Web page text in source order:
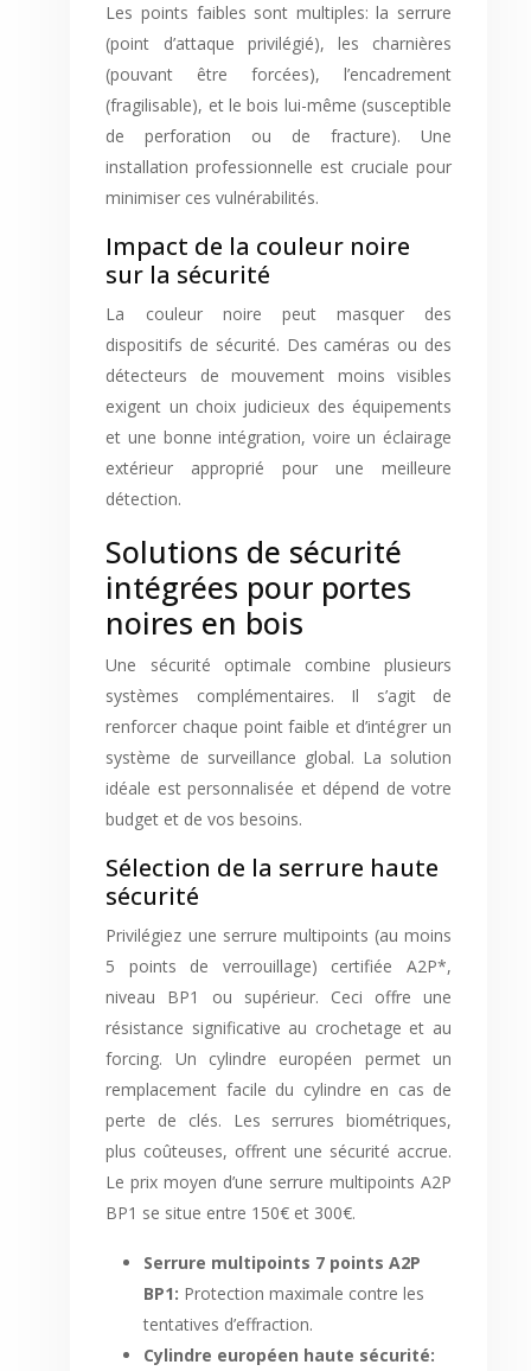
Les points faibles sont multiples: la serrure
(point d’attaque privilégié), les charnières
(pouvant être forcées), l’encadrement
(fragilisable), et le bois lui-même (susceptible
de perforation ou de fracture). Une
installation professionnelle est cruciale pour
minimiser ces vulnérabilités.
Impact de la couleur noire
sur la sécurité
La couleur noire peut masquer des
dispositifs de sécurité. Des caméras ou des
détecteurs de mouvement moins visibles
exigent un choix judicieux des équipements
et une bonne intégration, voire un éclairage
extérieur approprié pour une meilleure
détection.
Solutions de sécurité
intégrées pour portes
noires en bois
Une sécurité optimale combine plusieurs
systèmes complémentaires. Il s’agit de
renforcer chaque point faible et d’intégrer un
système de surveillance global. La solution
idéale est personnalisée et dépend de votre
budget et de vos besoins.
Sélection de la serrure haute
sécurité
Privilégiez une serrure multipoints (au moins
5 points de verrouillage) certifiée A2P*,
niveau BP1 ou supérieur. Ceci offre une
résistance significative au crochetage et au
forcing. Un cylindre européen permet un
remplacement facile du cylindre en cas de
perte de clés. Les serrures biométriques,
plus coûteuses, offrent une sécurité accrue.
Le prix moyen d’une serrure multipoints A2P
BP1 se situe entre 150€ et 300€.
Serrure multipoints 7 points A2P
BP1: Protection maximale contre les
tentatives d’effraction.
Cylindre européen haute sécurité: